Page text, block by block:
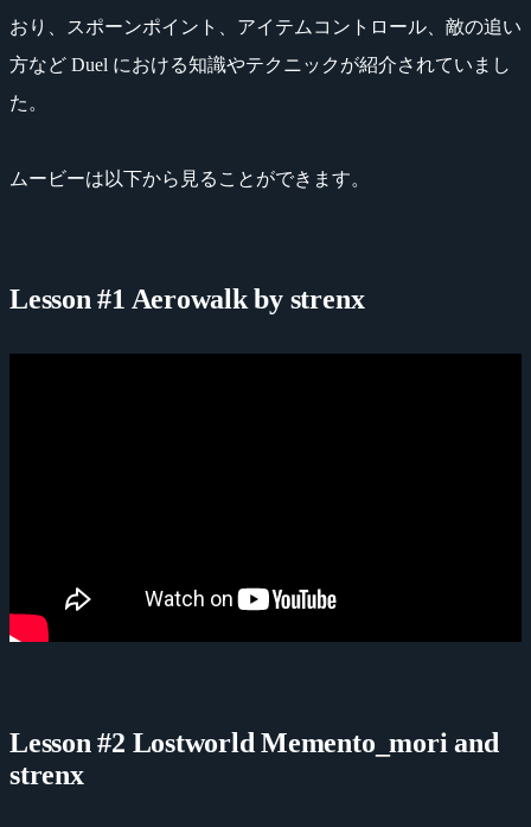
おり、スポーンポイント、アイテムコントロール、敵の追い
方など Duel における知識やテクニックが紹介されていまし
た。
ムービーは以下から見ることができます。
Lesson #1 Aerowalk by strenx
Lesson #2 Lostworld Memento_mori and
strenx